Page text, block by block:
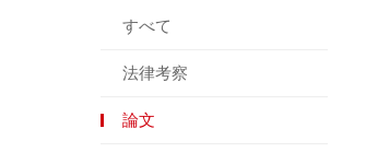
すべて
法律考察
論文